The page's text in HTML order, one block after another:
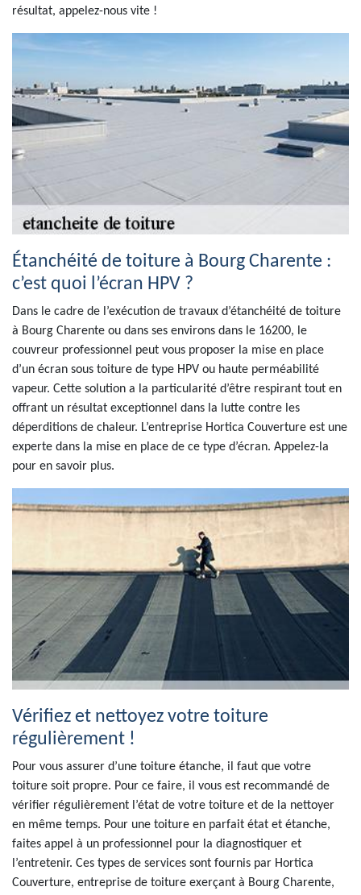
résultat, appelez-nous vite !
Étanchéité de toiture à Bourg Charente :
c’est quoi l’écran HPV ?
Dans le cadre de l’exécution de travaux d’étanchéité de toiture
à Bourg Charente ou dans ses environs dans le 16200, le
couvreur professionnel peut vous proposer la mise en place
d’un écran sous toiture de type HPV ou haute perméabilité
vapeur. Cette solution a la particularité d’être respirant tout en
offrant un résultat exceptionnel dans la lutte contre les
déperditions de chaleur. L’entreprise Hortica Couverture est une
experte dans la mise en place de ce type d’écran. Appelez-la
pour en savoir plus.
Vérifiez et nettoyez votre toiture
régulièrement !
Pour vous assurer d’une toiture étanche, il faut que votre
toiture soit propre. Pour ce faire, il vous est recommandé de
vérifier régulièrement l’état de votre toiture et de la nettoyer
en même temps. Pour une toiture en parfait état et étanche,
faites appel à un professionnel pour la diagnostiquer et
l’entretenir. Ces types de services sont fournis par Hortica
Couverture, entreprise de toiture exerçant à Bourg Charente,